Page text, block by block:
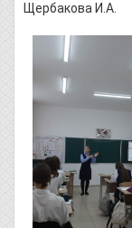
Щербакова И.А.